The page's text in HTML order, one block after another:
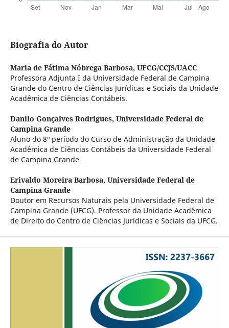
Biografia do Autor
Maria de Fátima Nóbrega Barbosa, UFCG/CCJS/UACC
Professora Adjunta I da Universidade Federal de Campina
Grande do Centro de Ciências Jurídicas e Sociais da Unidade
Acadêmica de Ciências Contábeis.
Danilo Gonçalves Rodrigues, Universidade Federal de
Campina Grande
Aluno do 8º período do Curso de Administração da Unidade
Acadêmica de Ciências Contábeis da Universidade Federal
de Campina Grande
Erivaldo Moreira Barbosa, Universidade Federal de
Campina Grande
Doutor em Recursos Naturais pela Universidade Federal de
Campina Grande (UFCG). Professor da Unidade Acadêmica
de Direito do Centro de Ciências Jurídicas e Sociais da UFCG.